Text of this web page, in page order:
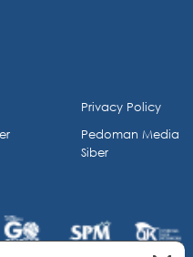
Privacy Policy
Pedoman Media
Siber